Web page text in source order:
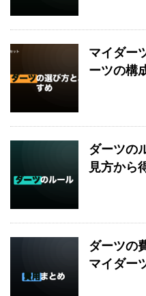
マイダー
ーツの構
ダーツの
見方から
ダーツの
マイダー